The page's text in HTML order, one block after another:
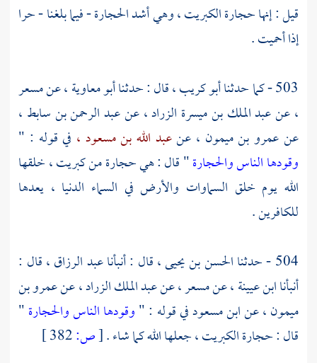
قيل : إنها حجارة الكبريت ، وهي أشد الحجارة - فيما بلغنا - حرا
إذا أحميت .
503 - كما حدثنا
أبو كريب ،قال : حدثناأبو معاوية، عنمسعر
، عنعبد الملك بن ميسرة الزراد، عنعبد الرحمن بن سابط ،
عنعمرو بن ميمون ، عنعبد الله بن مسعود ، في قوله : "
وقودها الناس والحجارة" قال : هي حجارة من كبريت ، خلقها
الله يوم خلق السماوات والأرض في السماء الدنيا ، يعدها
للكافرين .
504 - حدثنا
الحسن بن يحيى، قال : أنبأناعبد الرزاق، قال :
أنبأناابن عيينة، عنمسعر ،عنعبد الملك الزراد ،عنعمرو بن
ميمون، عنابن مسعودفي قوله : "وقودها الناس والحجارة"
قال : حجارة الكبريت ، جعلها الله كما شاء .[ص: